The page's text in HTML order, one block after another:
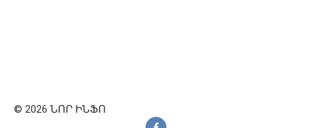
© 2026 ՆՈՐ ԻՆՖՈ